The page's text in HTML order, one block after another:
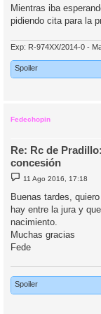
Mientras iba
pidiendo cita para la
Exp: R-974XX/2014-0 -
Spoiler
Fedechopin
Re: Rc de
concesión
M
e
s
a
j
e
11 Ago 2016, 17:18
Buenas tardes,
hay entre la jura y
nacimiento.
Muchas gracias
Fede
Spoiler